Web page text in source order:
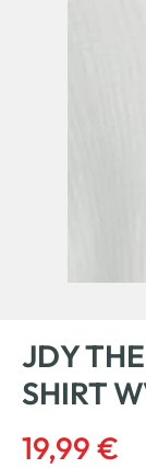
JDY
SHIRT
19,99 €